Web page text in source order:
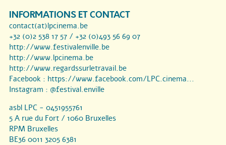
INFORMATIONS ET CONTACT
contact(at)lpcinema.be
+32 (0)2 538 17 57 / +32 (0)493 56 69 07
http://www.festivalenville.be
http://www.lpcinema.be
http://www.regardssurletravail.be
Facebook : https://www.facebook.com/LPC.cinema...
Instagram : @festival.enville
asbl LPC - 0451955761
5 A rue du Fort / 1060 Bruxelles
RPM Bruxelles
BE36 0011 3205 6381